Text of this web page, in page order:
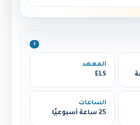
ℹ️
المعهد
ELS
الساعات
25 ساعة أسبوعيًا